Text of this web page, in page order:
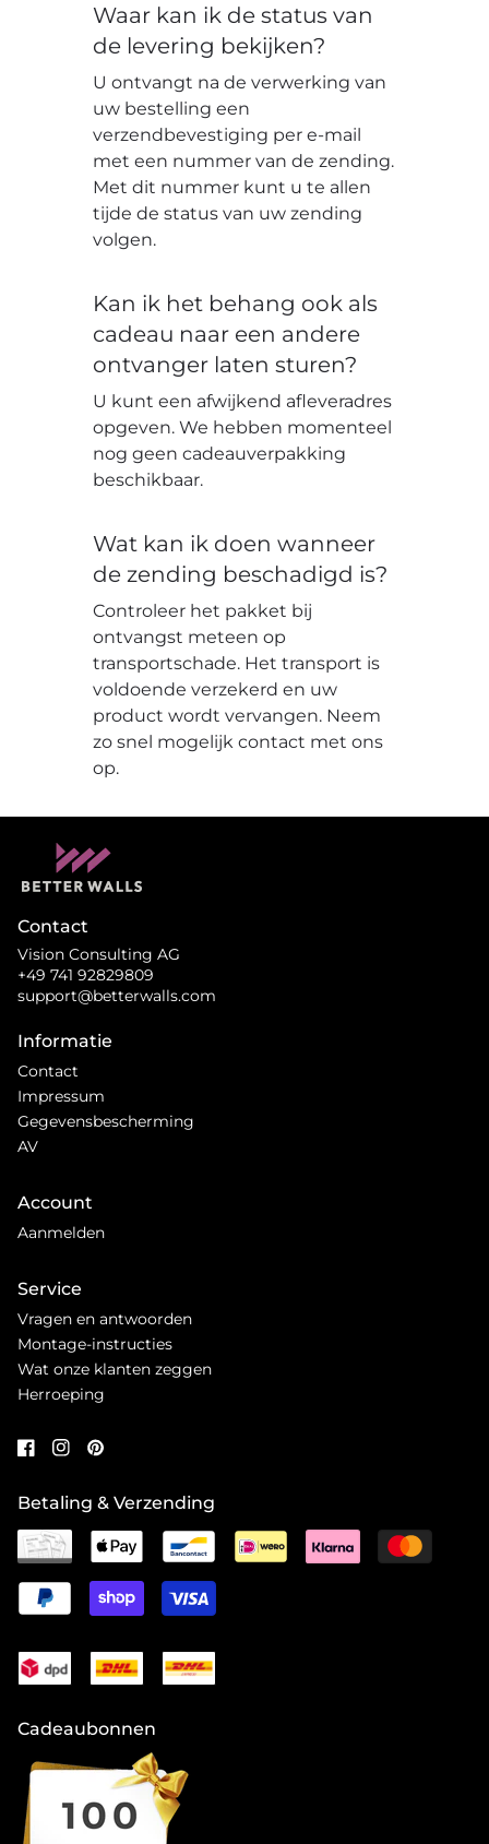
Waar kan ik de status van
de levering bekijken?
U ontvangt na de verwerking van
uw bestelling een
verzendbevestiging per e-mail
met een nummer van de zending.
Met dit nummer kunt u te allen
tijde de status van uw zending
volgen.
Kan ik het behang ook als
cadeau naar een andere
ontvanger laten sturen?
U kunt een afwijkend afleveradres
opgeven. We hebben momenteel
nog geen cadeauverpakking
beschikbaar.
Wat kan ik doen wanneer
de zending beschadigd is?
Controleer het pakket bij
ontvangst meteen op
transportschade. Het transport is
voldoende verzekerd en uw
product wordt vervangen. Neem
zo snel mogelijk contact met ons
op.
Contact
Vision Consulting AG
+49 741 92829809
support@betterwalls.com
Informatie
Contact
Impressum
Gegevensbescherming
AV
Account
Aanmelden
Service
Vragen en antwoorden
Montage-instructies
Wat onze klanten zeggen
Herroeping
Betaling & Verzending
Cadeaubonnen